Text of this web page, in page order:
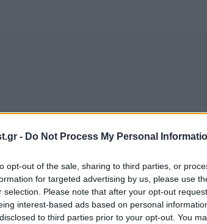
- Do Not Process My Personal
opt-out of the sale, sharing to third parties, or
for targeted advertising by us, please use
selection. Please note that after your opt-out
interest-based ads based on personal
to third parties prior to your opt-out. You